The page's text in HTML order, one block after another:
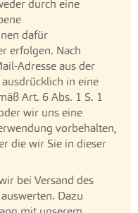
durch eine
dafür
erfolgen. Nach
Adresse aus der
in eine
Art. 6 Abs. 1 S. 1
wir uns eine
vorbehalten,
die wir Sie in dieser
bei Versand des
Dazu